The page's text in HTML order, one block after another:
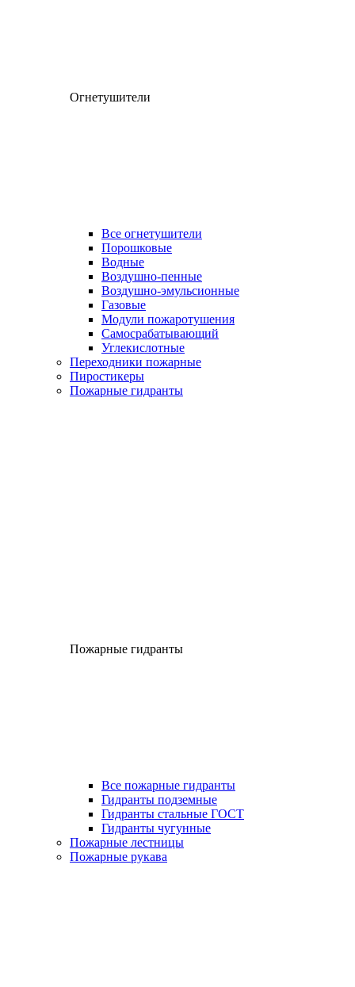
Огнетушители
Все огнетушители
Порошковые
Водные
Воздушно-пенные
Воздушно-эмульсионные
Газовые
Модули пожаротушения
Самосрабатывающий
Углекислотные
Переходники пожарные
Пиростикеры
Пожарные гидранты
Пожарные гидранты
Все пожарные гидранты
Гидранты подземные
Гидранты стальные ГОСТ
Гидранты чугунные
Пожарные лестницы
Пожарные рукава